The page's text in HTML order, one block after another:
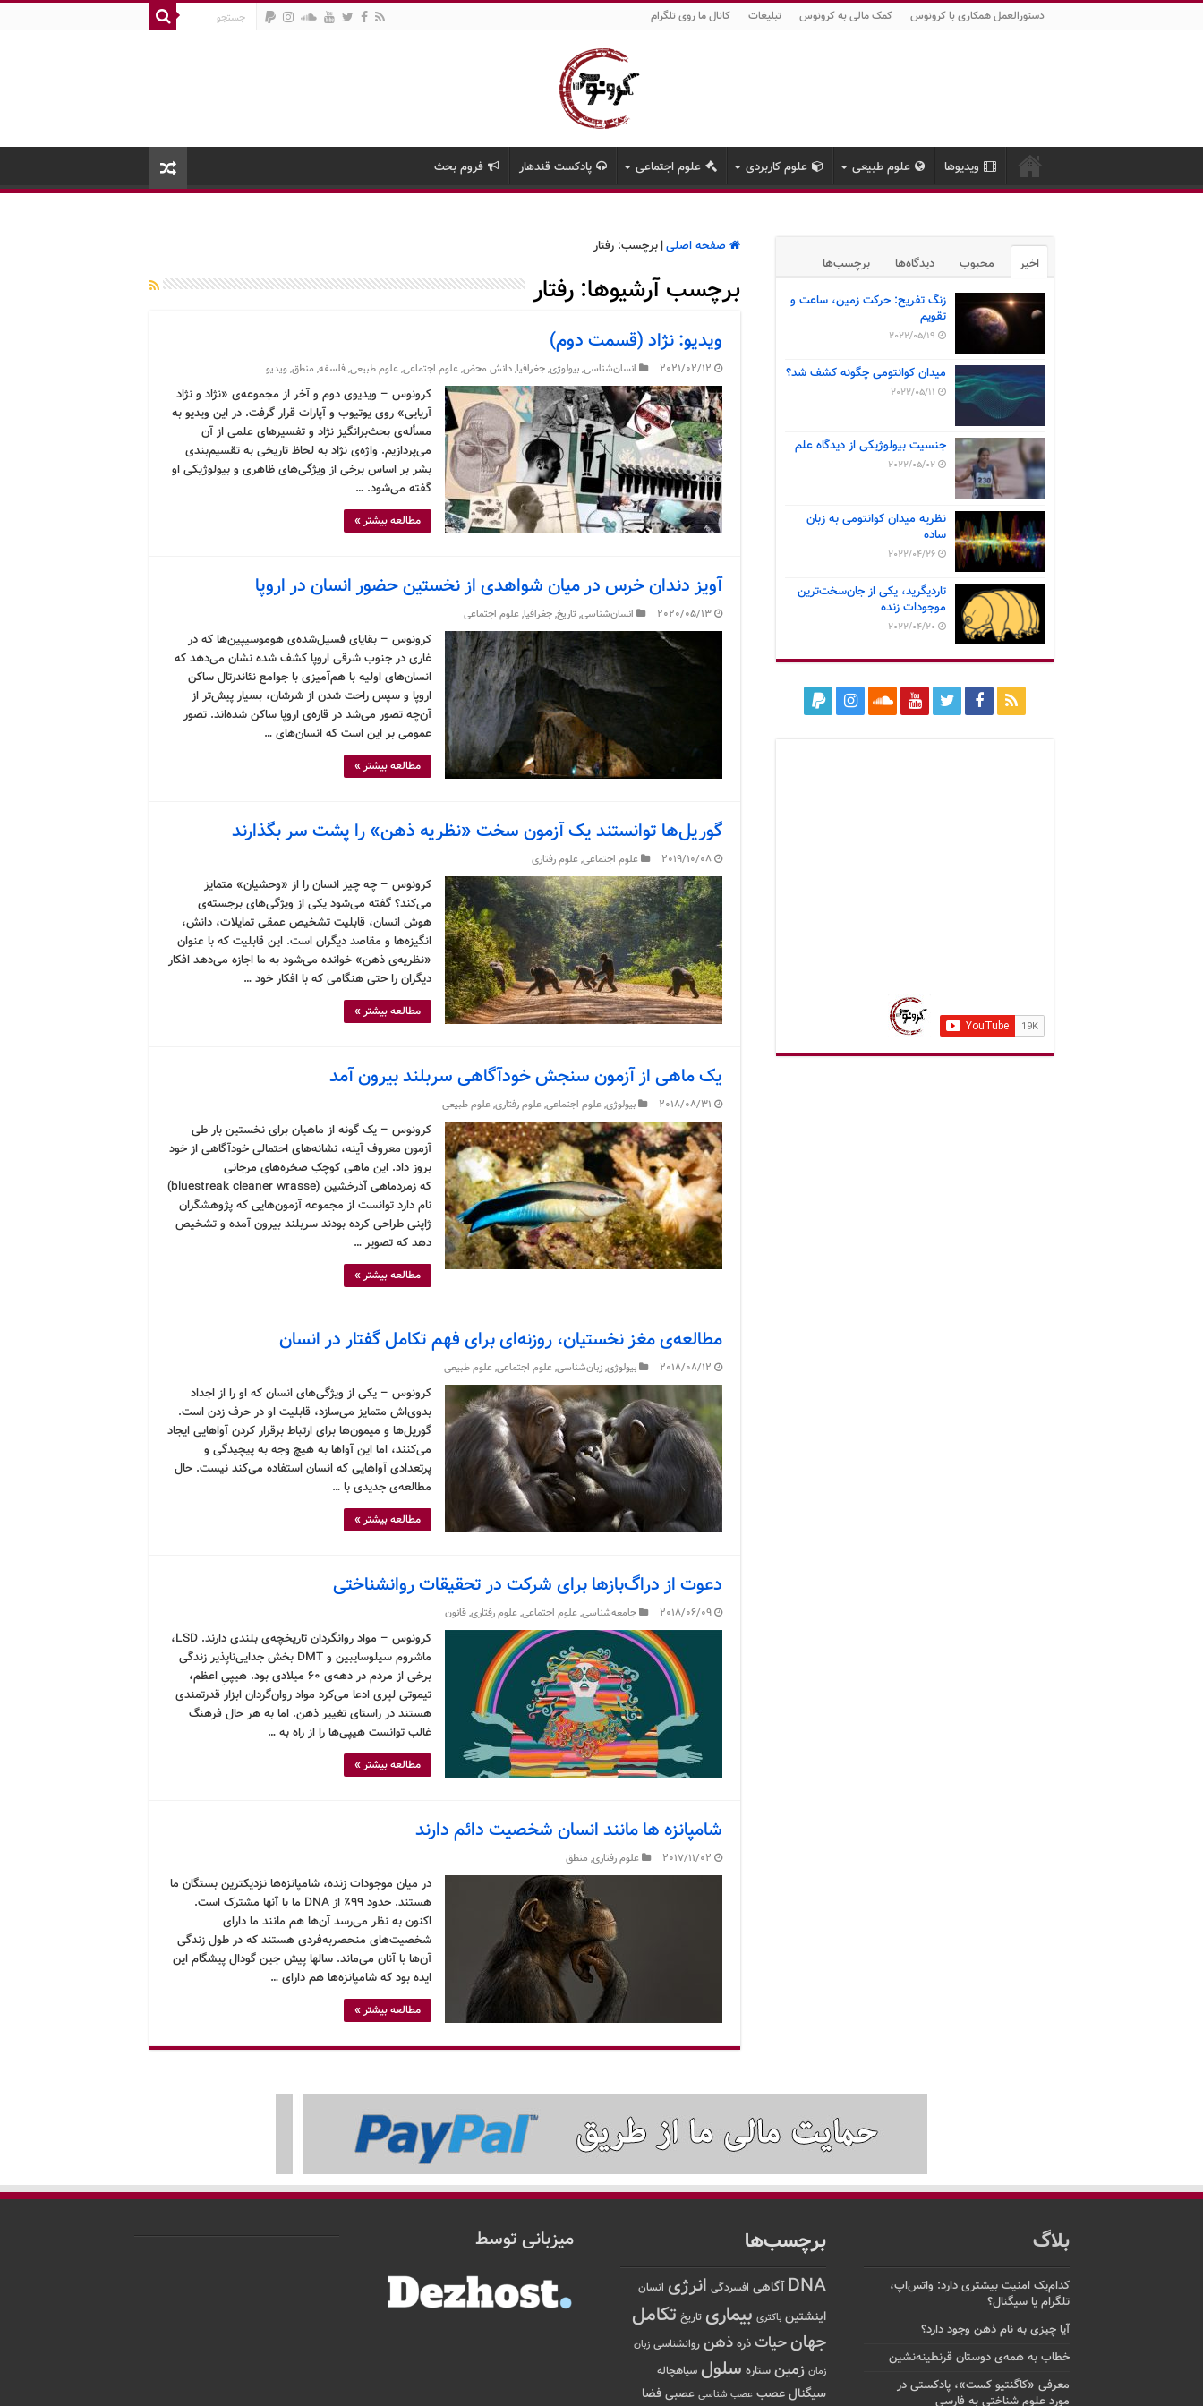
دستورالعمل همکاری با کرونوس کمک مالی به کرونوس تبلیغات کانال ما روی تلگرام
ویدیوها علوم طبیعی علوم کاربردی علوم اجتماعی پادکست قندهار فروم بحث
صفحه اصلی| برچسب: رفتار
برچسب آرشیوها: رفتار
ویدیو: نژاد (قسمت دوم)
2021/02/12 انسان‌شناسی,بیولوژی,جغرافیا,دانش محض,علوم اجتماعی,علوم طبیعی,فلسفه, منطق,ویدیو
کرونوس – ویدیوی دوم و آخر از مجموعه‌ی «نژاد و نژاد
آریایی» روی یوتیوب و آپارات قرار گرفت. در این ویدیو به
مسأله‌ی بحث‌برانگیز نژاد و تفسیرهای علمی از آن
می‌پردازیم. واژه‌ی نژاد به لحاظ تاریخی به تقسیم‌بندی
بشر بر اساس برخی از ویژگی‌های ظاهری و بیولوژیکی او
گفته می‌شود. …
مطالعه بیشتر »
آویز دندان خرس در میان شواهدی از نخستین حضور انسان در اروپا
2020/05/13 انسان‌شناسی, تاریخ,جغرافیا,علوم اجتماعی
کرونوس – بقایای فسیل‌شده‌ی هوموسیپین‌ها که در
غاری در جنوب شرقی اروپا کشف شده نشان می‌دهد که
انسان‌های اولیه با هم‌آمیزی با جوامع نئاندرتال ساکن
اروپا و سپس راحت شدن از شرشان، بسیار پیش‌تر از
آن‌چه تصور می‌شد در قاره‌ی اروپا ساکن شده‌اند. تصور
عمومی بر این است که انسان‌های …
مطالعه بیشتر »
گوریل‌ها توانستند یک آزمون سخت «نظریه ذهن» را پشت سر بگذارند
2019/10/08 علوم اجتماعی,علوم رفتاری
کرونوس – چه چیز انسان را از «وحشیان» متمایز
می‌کند؟ گفته می‌شود یکی از ویژگی‌های برجسته‌ی
هوش انسان، قابلیت تشخیص عمقی تمایلات، دانش،
انگیزه‌ها و مقاصد دیگران است. این قابلیت که با عنوان
«نظریه‌ی ذهن» خوانده می‌شود به ما اجازه می‌دهد افکار
دیگران را حتی هنگامی که با افکار خود …
مطالعه بیشتر »
یک ماهی از آزمون سنجش خودآگاهی سربلند بیرون آمد
2018/08/31 بیولوژی,علوم اجتماعی,علوم رفتاری,علوم طبیعی
کرونوس – یک گونه از ماهیان برای نخستین بار طی
آزمون معروف آینه، نشانه‌های احتمالی خودآگاهی از خود
بروز داد. این ماهی کوچکِ صخره‌های مرجانی
که زمردماهی آذرخشین (bluestreak cleaner wrasse)
نام دارد توانست از مجموعه آزمون‌هایی که پژوهشگران
ژاپنی طراحی کرده بودند سربلند بیرون آمده و تشخیص
دهد که تصویر …
مطالعه بیشتر »
مطالعه‌ی مغز نخستیان، روزنه‌ای برای فهم تکامل گفتار در انسان
2018/08/12 بیولوژی,زبان‌شناسی,علوم اجتماعی,علوم طبیعی
کرونوس – یکی از ویژگی‌های انسان که او را از اجداد
بدوی‌اش متمایز می‌سازد، قابلیت او در حرف زدن است.
گوریل‌ها و میمون‌ها برای ارتباط برقرار کردن آواهایی ایجاد
می‌کنند، اما این آواها به هیچ وجه به پیچیدگی و
پرتعدادی آواهایی که انسان استفاده می‌کند نیست. حال
مطالعه‌ی جدیدی با …
مطالعه بیشتر »
دعوت از دراگ‌بازها برای شرکت در تحقیقات روانشناختی
2018/06/09 جامعه‌شناسی,علوم اجتماعی,علوم رفتاری,قانون
کرونوس – مواد روانگردان تاریخچه‌ی بلندی دارند. LSD،
ماشروم سیلوسایبین و DMT بخش جدایی‌ناپذیر زندگی
برخی از مردم در دهه‌ی ۶۰ میلادی بود. هیپیِ اعظم،
تیموتی لیِری ادعا می‌کرد مواد روان‌گردان ابزار قدرتمندی
هستند در راستای تغییر ذهن. اما به هر حال فرهنگ
غالب توانست هیپی‌ها را از راه به …
مطالعه بیشتر »
شامپانزه ها مانند انسان شخصیت دائم دارند
2017/11/02 علوم رفتاری, منطق
در میان موجودات زنده، شامپانزه‌ها نزدیکترین بستگان ما
هستند. حدود ۹۹٪ از DNA ما با آنها مشترک است.
اکنون به نظر می‌رسد آن‌ها هم مانند ما دارای
شخصیت‌های منحصربه‌فردی هستند که در طول زندگی
آن‌ها با آنان می‌ماند. سالها پیش جین گودال پیشگام این
ایده بود که شامپانزه‌ها هم دارای …
مطالعه بیشتر »
اخیر محبوب دیدگاه‌ها برچسب‌ها
زنگ تفریح: حرکت زمین، ساعت و
تقویم
2022/05/19
میدان کوانتومی چگونه کشف شد؟
2022/05/11
جنسیت بیولوژیکی از دیدگاه علم
2022/05/02
نظریه میدان کوانتومی به زبان
ساده
2022/04/26
تاردیگرید، یکی از جان‌سخت‌ترین
موجودات زنده
2022/04/20
بلاگ
کدام‌یک امنیت بیشتری دارد: واتس‌اپ،
تلگرام یا سیگنال؟
آیا چیزی به نام ذهن وجود دارد؟
خطاب به همه‌ی دوستان قرنطینه‌نشین
معرفی «کاگنتیو کست»، پادکستی در
مورد علوم شناختی به فارسی
برچسب‌ها
DNA آگاهی افسردگی انرژی انسان
اینشتین باکتری بیماری تاریخ تکامل
جهانحیات ذره ذهن روانشناسی زبان
زمان زمین ستاره سلول سیاهچاله
سیگنالعصب عصب شناسی عصبی فضا
میزبانی توسط